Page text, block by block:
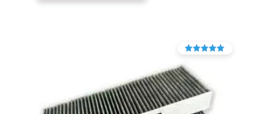
4.90
von 5